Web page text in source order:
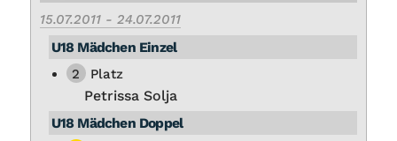
15.07.2011 - 24.07.2011
U18 Mäd­chen Ein­zel
2 Platz
Petris­sa Sol­ja
U18 Mäd­chen Dop­pel